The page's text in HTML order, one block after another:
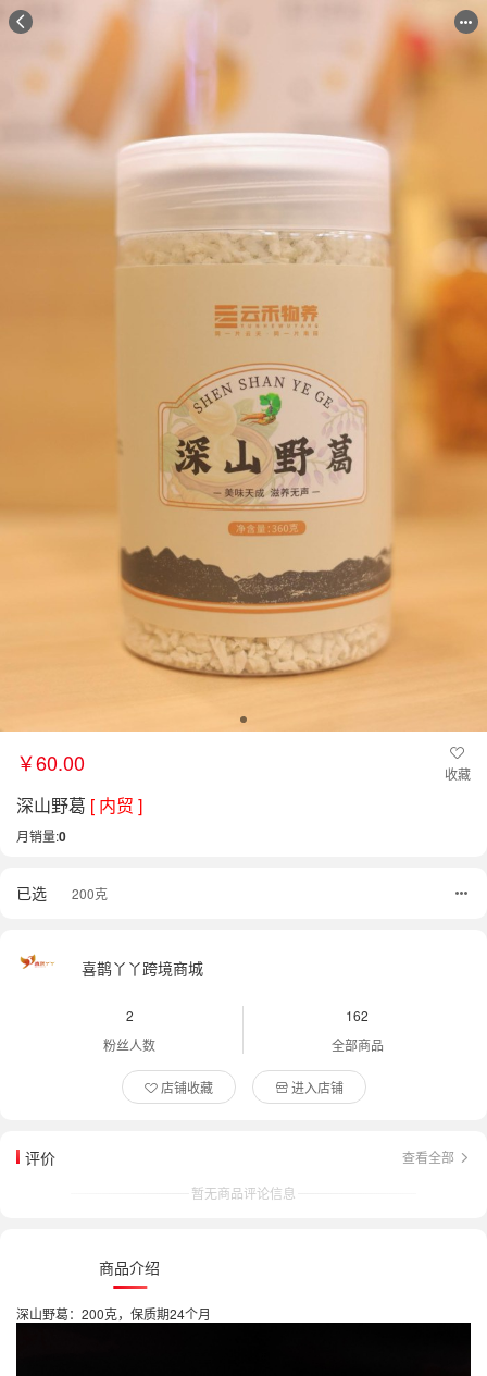
￥60.00 收藏
深山野葛 [ 内贸 ]
月销量:0
已选 200克
喜鹊丫丫跨境商城
2
粉丝人数
162
全部商品
店铺收藏 进入店铺
评价
查看全部
暂无商品评论信息
商品介绍
深山野葛：200克，保质期24个月